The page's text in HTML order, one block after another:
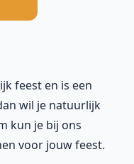
feest en is een
wil je natuurlijk
kun je bij ons
voor jouw feest.